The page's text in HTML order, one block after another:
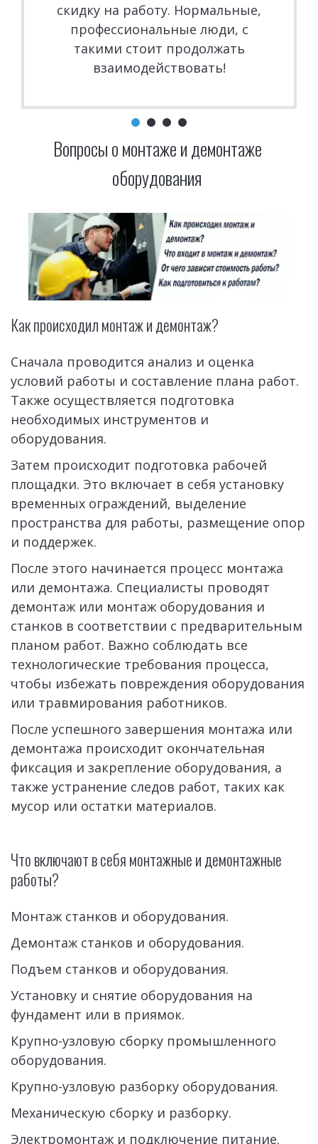
скидку на работу. Нормальные,
профессиональные люди, с
такими стоит продолжать
взаимодействовать!
Вопросы о монтаже и демонтаже
оборудования
Как происходил монтаж и демонтаж?
Сначала проводится анализ и оценка
условий работы и составление плана работ.
Также осуществляется подготовка
необходимых инструментов и
оборудования.
Затем происходит подготовка рабочей
площадки. Это включает в себя установку
временных ограждений, выделение
пространства для работы, размещение опор
и поддержек.
После этого начинается процесс монтажа
или демонтажа. Специалисты проводят
демонтаж или монтаж оборудования и
станков в соответствии с предварительным
планом работ. Важно соблюдать все
технологические требования процесса,
чтобы избежать повреждения оборудования
или травмирования работников.
После успешного завершения монтажа или
демонтажа происходит окончательная
фиксация и закрепление оборудования, а
также устранение следов работ, таких как
мусор или остатки материалов.
Что включают в себя монтажные и демонтажные
работы?
Монтаж станков и оборудования.
Демонтаж станков и оборудования.
Подъем станков и оборудования.
Установку и снятие оборудования на
фундамент или в приямок.
Крупно-узловую сборку промышленного
оборудования.
Крупно-узловую разборку оборудования.
Механическую сборку и разборку.
Электромонтаж и подключение питание.